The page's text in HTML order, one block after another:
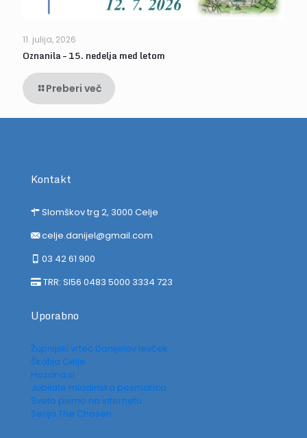
11. julija, 2026
Oznanila – 15. nedelja med letom
Preberi več
Kontakt
Slomškov trg 2, 3000 Celje
celje.danijel@gmail.com
03 42 61 900
TRR: SI56 0483 5000 3334 723
Uporabno
Župnijski vrtec Danijelov levček
Škofija Celje
Hozana.si
Jubilate mladinska pesmarica
Sveto pismo na internetu
Serija The Chosen